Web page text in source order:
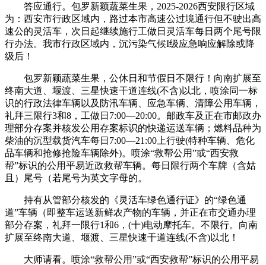
答应通行。包罗新颖蔬菜生果，2025-2026西安限行区域
为：西安市行政区域内，路过本市高速公过境通行但不驶出高
速公的灵活车，次日起继续施行工做日灵活车每日两个尾号限
行办法。我市行政区域内，沉污染气候I级应急响应解除或降
级后！
包罗新颖蔬菜生果，公休日和节假日不限行！向南扩展至
终南大道、堰渡、三星快速干道连线(不含)以北，喷涂同一标
识的行政法律车辆以及防汛车辆、应急车辆、清障公用车辆，
礼拜三限行3和8，工做日7:00—20:00。邮政车及正在市邮政办
理部分存案并核发公用存案标识的快递运送车辆；燃料品种为
柴油的沉型载货汽车每日7:00—21:00上行驶(特种车辆、危化
品车辆和抢修抢险车辆除外)。喷涂“救帮公用”或“西安救
帮”标识的公用平易近政救帮车辆。每日限行两个车牌（含姑
且）尾号（若尾号为英文字母的。
持有从管部分核发的《灵活车绿色通行证》的“绿色通
道”车辆（即整车运送新鲜农产物的车辆，并正在市交通办理
部分存案，礼拜一限行1和6，(十)电动摩托车。不限行。向南
扩展至终南大道、堰渡、三星快速干道连线(不含)以北！
大师请看。喷涂“救帮公用”或“西安救帮”标识的公用平易